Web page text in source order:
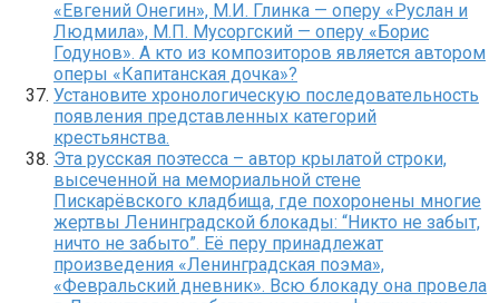
«Евгений Онегин», М.И. Глинка — оперу «Руслан и
Людмила», М.П. Мусоргский — оперу «Борис
Годунов». А кто из композиторов является автором
оперы «Капитанская дочка»?
Установите хронологическую последовательность
появления представленных категорий
крестьянства.
Эта русская поэтесса – автор крылатой строки,
высеченной на мемориальной стене
Пискарёвского кладбища, где похоронены многие
жертвы Ленинградской блокады: “Никто не забыт,
ничто не забыто”. Её перу принадлежат
произведения «Ленинградская поэма»,
«Февральский дневник». Всю блокаду она провела